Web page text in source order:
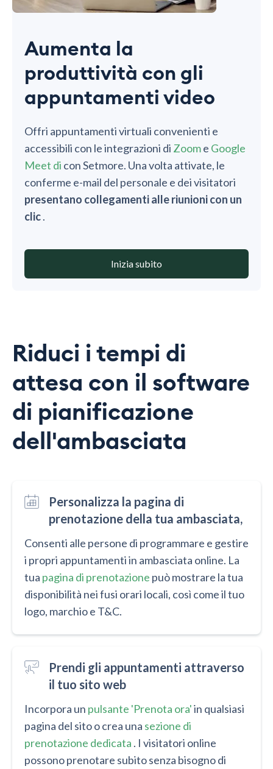
Aumenta la
produttività con gli
appuntamenti video
Offri appuntamenti virtuali convenienti e
accessibili con le integrazioni di Zoome Google
Meet di con Setmore. Una volta attivate, le
conferme e-mail del personale e dei visitatori
presentano collegamenti alle riunioni con un
clic.
Inizia subito
Riduci i tempi di
attesa con il software
di pianificazione
dell'ambasciata
Personalizza la pagina di
prenotazione della tua ambasciata,
Consenti alle persone di programmare e gestire
i propri appuntamenti in ambasciata online. La
tua pagina di prenotazione può mostrare la tua
disponibilità nei fusi orari locali, così come il tuo
logo, marchio e T&C.
Prendi gli appuntamenti attraverso
il tuo sito web
Incorpora un pulsante 'Prenota ora'in qualsiasi
pagina del sito o crea una sezione di
prenotazione dedicata . I visitatori online
possono prenotare subito senza bisogno di